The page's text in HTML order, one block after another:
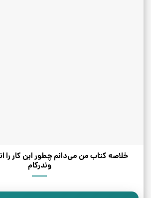
خلاصه کتاب من می‌دانم چطور این کار را
وندرکام